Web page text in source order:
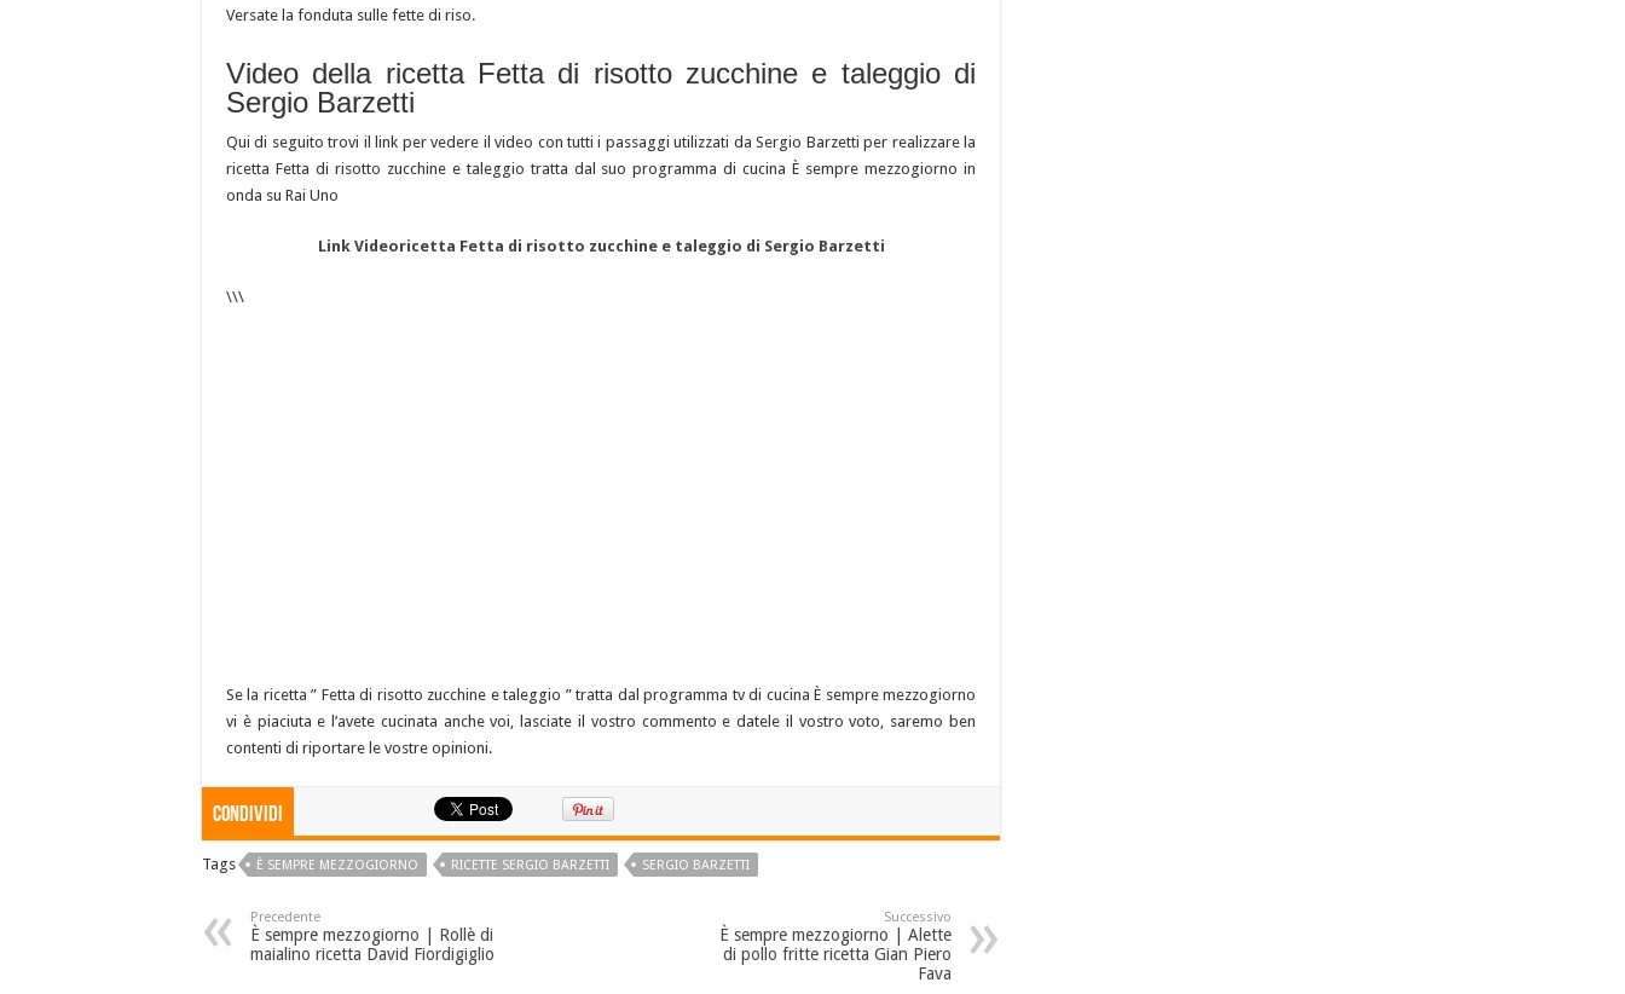
Versate la fonduta sulle fette di riso.
Video della ricetta Fetta di risotto zucchine e taleggio di
Sergio Barzetti
Qui di seguito trovi il link per vedere il video con tutti i passaggi utilizzati da Sergio Barzetti per realizzare la
ricetta Fetta di risotto zucchine e taleggio tratta dal suo programma di cucina È sempre mezzogiorno in
onda su Rai Uno
Link Videoricetta Fetta di risotto zucchine e taleggio di Sergio Barzetti
\\\
Se la ricetta ” Fetta di risotto zucchine e taleggio ” tratta dal programma tv di cucina È sempre mezzogiorno
vi è piaciuta e l’avete cucinata anche voi, lasciate il vostro commento e datele il vostro voto, saremo ben
contenti di riportare le vostre opinioni.
Condividi
Tags È SEMPRE MEZZOGIORNO RICETTE SERGIO BARZETTI SERGIO BARZETTI
Precedente
È sempre mezzogiorno | Rollè di
maialino ricetta David Fiordigiglio
Successivo
È sempre mezzogiorno | Alette
di pollo fritte ricetta Gian Piero
Fava